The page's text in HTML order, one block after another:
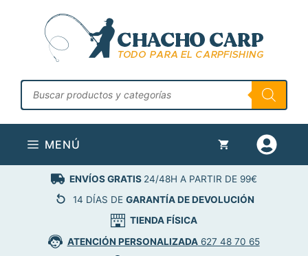
contenido
Búsqueda
de
productos
MENÚ
ENVÍOS GRATIS 24/48H A PARTIR DE 99€
14 DÍAS DE GARANTÍA DE DEVOLUCIÓN
TIENDA FÍSICA
ATENCIÓN PERSONALIZADA627 48 70 65